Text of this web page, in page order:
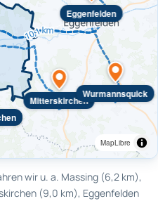
Mitterskirchen
Eggenfelden
Wurmannsquick
MapLibre
wir u. a. Massing (6,2 km),
(9,0 km), Eggenfelden